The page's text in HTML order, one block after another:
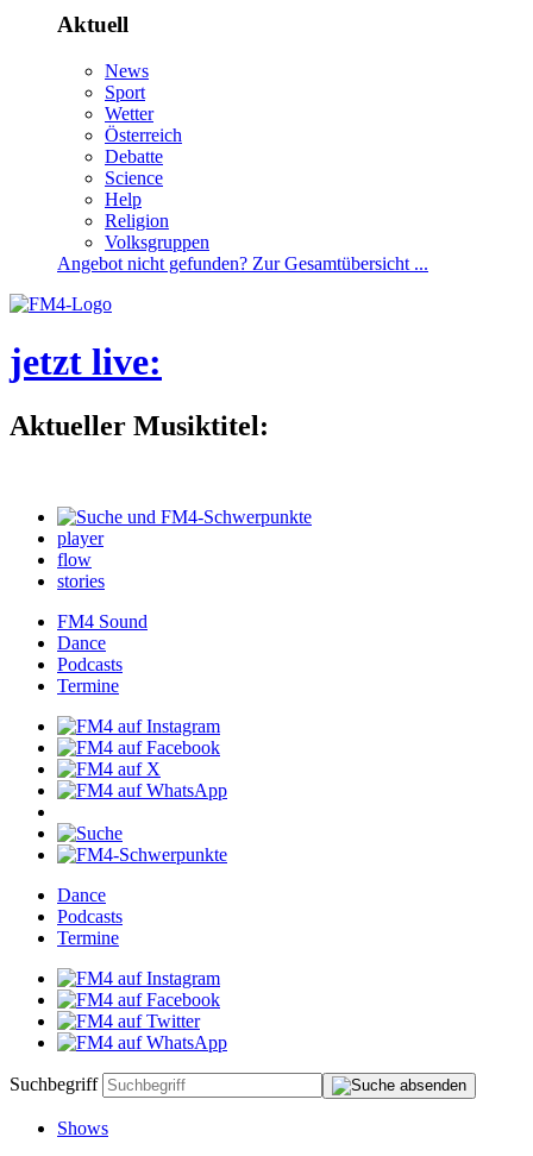
Aktuell
News
Sport
Wetter
Österreich
Debatte
Science
Help
Religion
Volksgruppen
Angebotnichtgefunden?ZurGesamtübersicht...
jetztlive:
AktuellerMusiktitel:
player
flow
stories
FM4Sound
Dance
Podcasts
Termine
Dance
Podcasts
Termine
Suchbegriff
Shows